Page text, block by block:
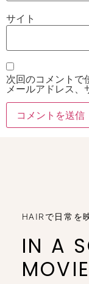
サイト
次回のコメントで
メールアドレス、
HAIRで日常を
IN A
MOVIE